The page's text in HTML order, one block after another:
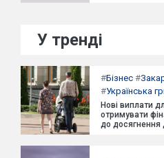
У тренді
#Бізнес #
#Українська
Нові виплати
отримувати
до досягнення